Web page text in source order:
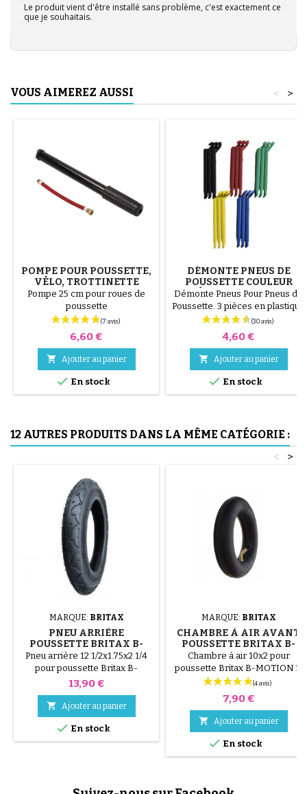
Le produit vient d'être installé sans problème, c'est exactement ce
que je souhaitais.
VOUS AIMEREZ AUSSI >
<
POMPE POUR POUSSETTE,
VÉLO, TROTTINETTE
Pompe 25 cm pour roues de
poussette
Prix
6,60 €
 Ajouter au panier
 En stock
DÉMONTE PNEUS DE
POUSSETTE COULEUR
ALÉATOIRE 1 LOT DE 3
PIÈCES
Démonte Pneus Pour Pneus de
Poussette. 3 pièces en plastique
de haute qualité, couleur
aléatoire, noir, rouge, vert,
jaune et bleu ou 3 pièces en
acier ( gris ) Le montage du
uniquement à la main, cela évite
de percer la chambre à air.
Prix
4,60 €
 Ajouter au panier
 En stock
12 AUTRES PRODUITS DANS LA MÊME CATÉGORIE :
>
<
MARQUE: BRITAX
PNEU ARRIÈRE
POUSSETTE BRITAX B-
MOTION 3
Pneu arrière 12 1/2x1.75x2 1/4
pour poussette Britax B-
MOTION 3, B-MOTION 3 plus.
Prix
13,90 €
 Ajouter au panier
 En stock
MARQUE: BRITAX
CHAMBRE À AIR AVANT
POUSSETTE BRITAX B-
MOTION 3
Chambre à air 10x2 pour
poussette Britax B-MOTION 3,
B-MOTION 3 plus.
Prix
7,90 €
 Ajouter au panier
 En stock